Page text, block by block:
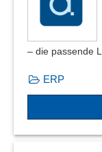
– die passende
ERP